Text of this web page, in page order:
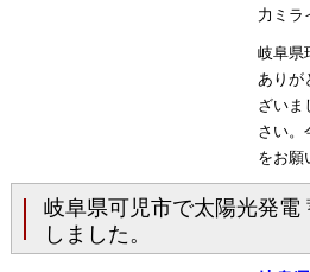
力ミラ
岐阜県
ありが
ざいま
さい。
をお願
岐阜県可児市で太陽光発電
しました。